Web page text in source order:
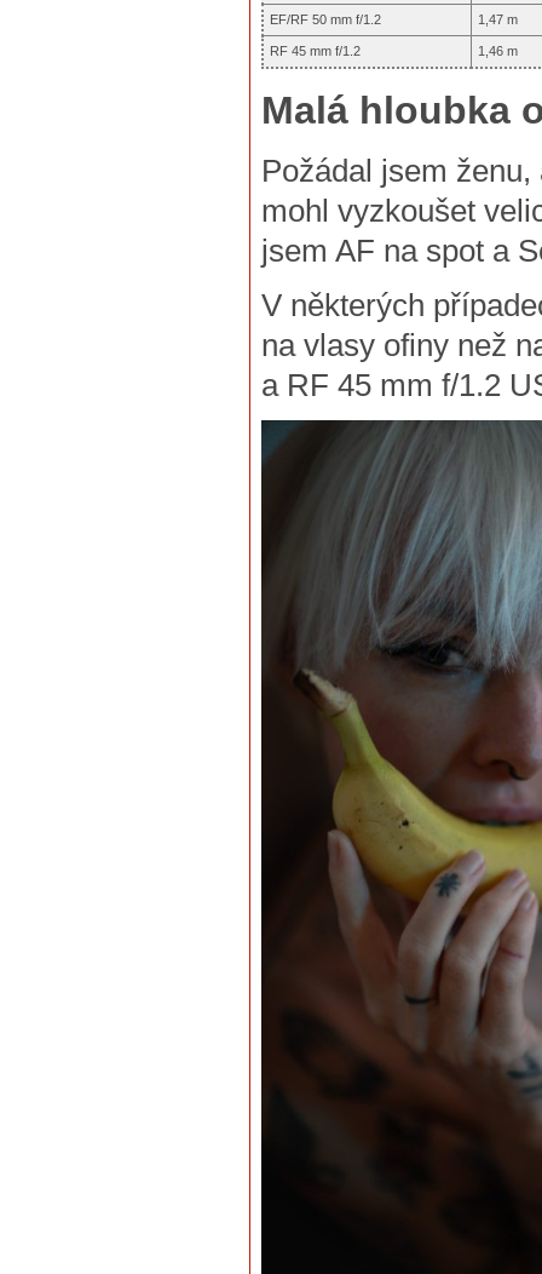
EF/RF 50 mm f/1.2 1,47 m
RF 45 mm f/1.2 1,46 m
Malá hloubka
Požádal jsem
mohl vyzkoušet
jsem AF na spot a
V některých
na vlasy ofiny než
a RF 45 mm f/1.2